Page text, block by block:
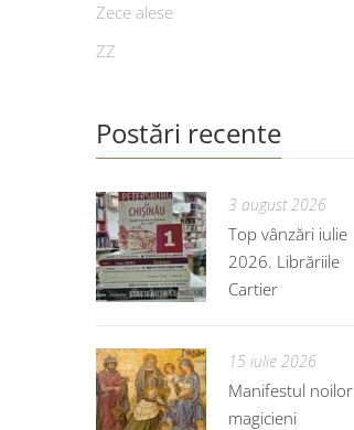
Zece alese
ZZ
Postări recente
3 august 2026
Top vânzări iulie
2026. Librăriile
Cartier
15 iulie 2026
Manifestul noilor
magicieni